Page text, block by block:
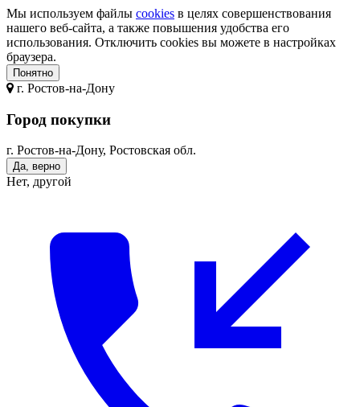
Мы используем файлы cookies в целях совершенствования
нашего веб-сайта, а также повышения удобства его
использования. Отключить cookies вы можете в настройках
браузера.
Понятно
г. Ростов-на-Дону
Город покупки
г. Ростов-на-Дону, Ростовская обл.
Да, верно
Нет, другой